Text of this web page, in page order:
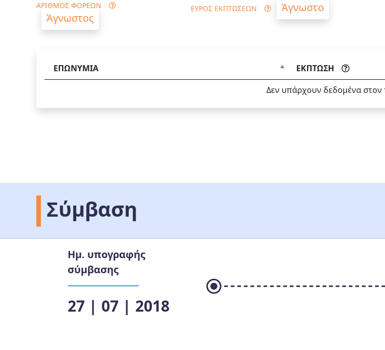
ΑΡΙΘΜΟΣ ΦΟΡΕΩΝ
Άγνωστος
ΕΥΡΟΣ ΕΚΠΤΩΣΕΩΝ Άγνωστο
ΕΠΩΝΥΜΙΑ
ΕΚΠΤΩΣΗ
Δεν υπάρχουν δεδομένα στον
Σύμβαση
Ημ. υπογραφής
σύμβασης
27 | 07 | 2018